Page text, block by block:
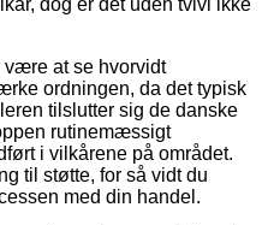
være at se hvorvidt
ordningen, da det typisk
tilslutter sig de danske
rutinemæssigt
i vilkårene på området.
til støtte, for så vidt du
med din handel.